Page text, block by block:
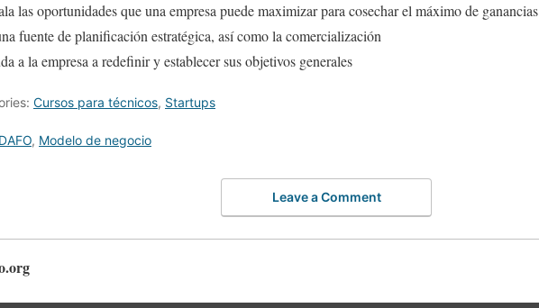
las oportunidades que una empresa puede maximizar para cosechar el máximo de ganancias
fuente de planificación estratégica, así como la comercialización
a la empresa a redefinir y establecer sus objetivos generales
Cursos para técnicos, Startups
DAFO, Modelo de negocio
Leave a Comment